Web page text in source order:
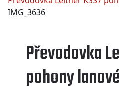
IMG_3636
Převodovka
pohony